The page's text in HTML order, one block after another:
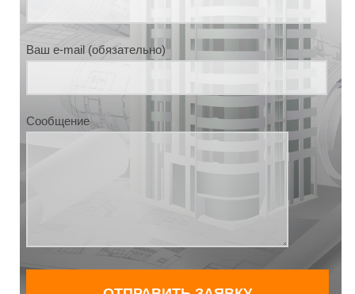
Ваш e-mail (обязательно)
Сообщение